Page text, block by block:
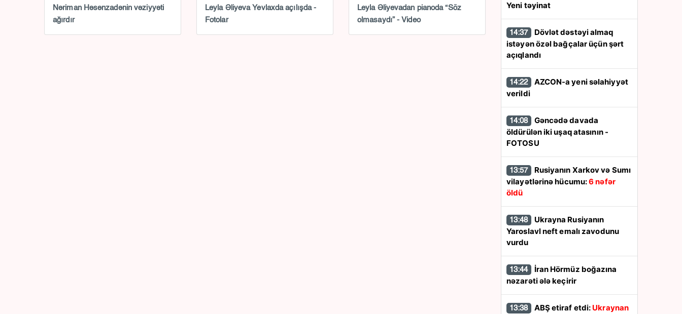
Nəriman Həsənzadənin vəziyyəti
ağırdır
Leyla Əliyeva Yevlaxda açılışda -
Fotolar
Leyla Əliyevadan pianoda “Söz
olmasaydı” - Video
Yeni təyinat
14:37
istəyən özəl bağçalar üçün şərt
açıqlandı
14:22
verildi
14:08
öldürülən iki uşaq atasının -
FOTOSU
13:57
vilayətlərinə hücumu:6 nəfər
öldü
13:48
Yaroslavl neft emalı zavodunu
vurdu
13:44
nəzarəti ələ keçirir
13:38 ABŞ etiraf etdi: Ukraynan